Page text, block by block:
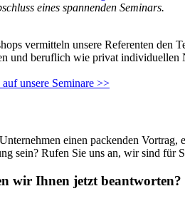
eines spannenden Seminars.
vermitteln unsere Referenten den
und beruflich wie privat
unsere Seminare >>
einen packenden
sein? Rufen Sie uns an, wir sind für
wir Ihnen jetzt beantworten?